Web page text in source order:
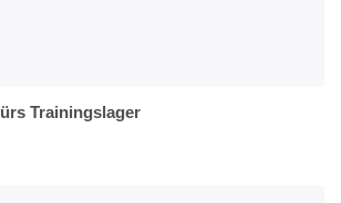
Trainingslager